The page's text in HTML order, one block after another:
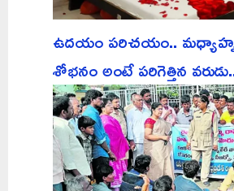
ఉదయం పరిచయం..
శోభనం అంటే పరిగెత్తిన